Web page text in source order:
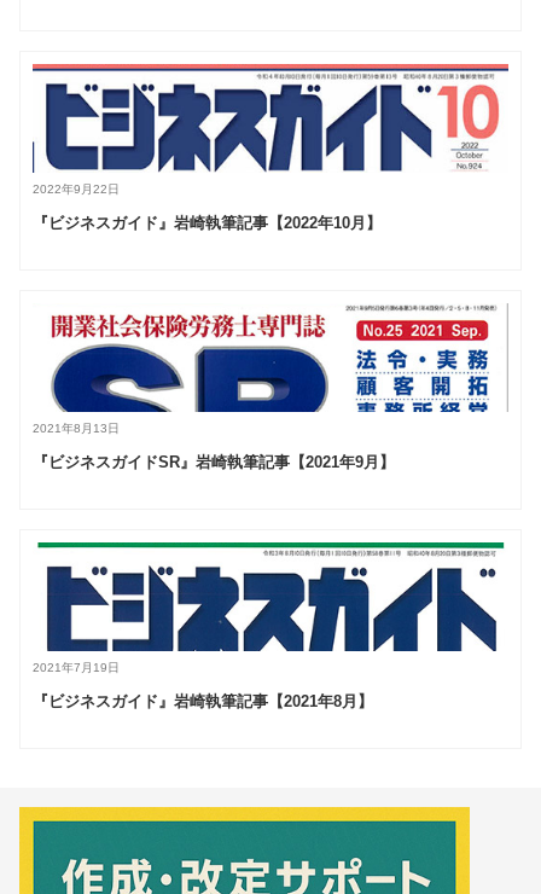
2022年9月22日
『ビジネスガイド』岩崎執筆記事【2022年10月】
2021年8月13日
『ビジネスガイドSR』岩崎執筆記事【2021年9月】
2021年7月19日
『ビジネスガイド』岩崎執筆記事【2021年8月】